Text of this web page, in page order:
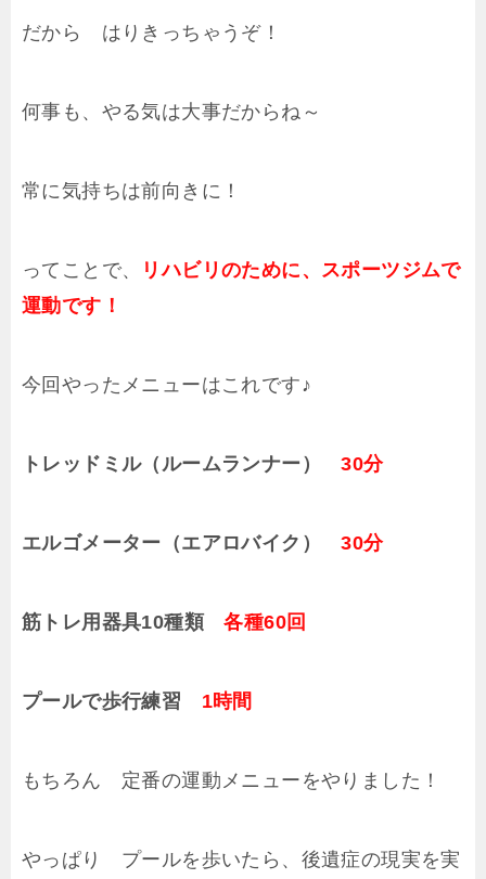
だから はりきっちゃうぞ！
何事も、やる気は大事だからね～
常に気持ちは前向きに！
ってことで、
リハビリのために、スポーツジムで
運動です！
今回やったメニューはこれです♪
トレッドミル（ルームランナー）30分
エルゴメーター（エアロバイク）30分
筋トレ用器具10種類各種60回
プールで歩行練習 1時間
もちろん 定番の運動メニューをやりました！
やっぱり プールを歩いたら、後遺症の現実を実